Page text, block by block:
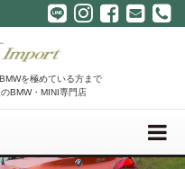
を極めている方まで
BMW・MINI専門店